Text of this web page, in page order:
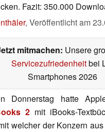
Fazit: 350.000
, Veröffentlicht am
mitmachen: Unsere
Servicezufriedenheitbei
Smartphones 2026
Donnerstag hatte
2 mit iBooks-
welcher der Konzern